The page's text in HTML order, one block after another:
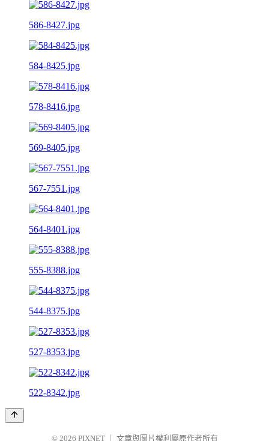
586-8427.jpg
584-8425.jpg
578-8416.jpg
569-8405.jpg
567-7551.jpg
564-8401.jpg
555-8388.jpg
544-8375.jpg
527-8353.jpg
522-8342.jpg
© 2026 PIXNET 文章與圖片權利屬原作者所有